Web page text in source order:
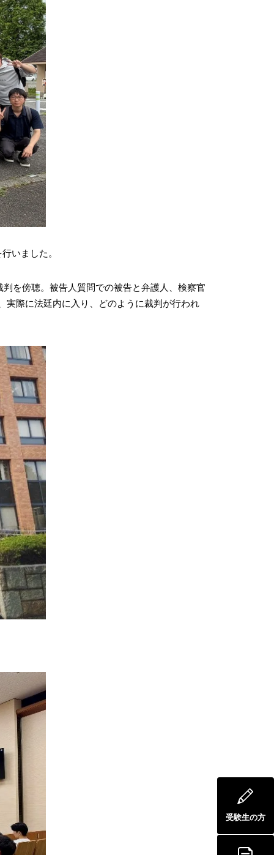
いました。
を傍聴。被告人質問での被告と弁護人、検察官
実際に法廷内に入り、どのように裁判が行われ
受験生の方